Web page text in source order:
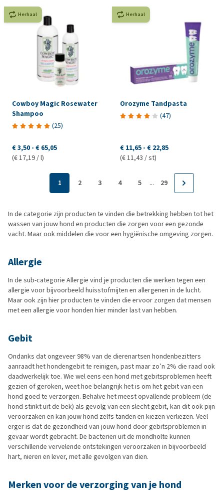
Herhaal
Cowboy Magic Rosewater
Shampoo
(25)
€ 3,50 - € 65,05
(€ 17,19 / l)
Herhaal
Orozyme Tandpasta
(47)
€ 11,65 - € 22,85
(€ 11,43 / st)
1 2 3 4 5 ... 29
In de categorie zijn producten te vinden die betrekking hebben tot het
wassen van jouw hond en producten die zorgen voor een gezonde
vacht. Maar ook middelen die voor een hygiënische omgeving zorgen.
Allergie
In de sub-categorie Allergie vind je producten die werken tegen een
allergie voor bijvoorbeeld huisstofmijten en allergenen in de lucht.
Maar ook zijn hier producten te vinden die ervoor zorgen dat mensen
met een allergie voor honden hier minder last van hebben.
Gebit
Ondanks dat ongeveer 98% van de dierenartsen hondenbezitters
aanraadt het hondengebit te reinigen, past maar zo’n 2% die raad ook
daadwerkelijk toe. Wie wel eens een hond met gebitsproblemen heeft
gezien of geroken, weet hoe belangrijk het is om het gebit van een
hond goed te verzorgen. Behalve het meest opvallende probleem (de
hond stinkt uit de bek) als gevolg van een slecht gebit, kan dit ook pijn
veroorzaken en kan jouw hond zelfs tanden en kiezen verliezen. Veel
erger is dat de gezondheid van jouw hond door gebitsproblemen in
gevaar wordt gebracht. De bacteriën uit de mondholte kunnen
verschillende vervelende ontstekingen veroorzaken in bijvoorbeeld
hart, nieren en lever, met alle gevolgen van dien.
Merken voor de verzorging van je hond